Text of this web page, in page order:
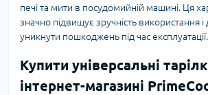
печі та мити в посудомийній машині. Ця
значно підвищує зручність використання
уникнути пошкоджень під час експлуатації.
Купити універсальні
інтернет-магазині